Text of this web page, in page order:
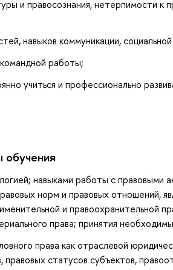
и правосознания, нетерпимости
навыков коммуникации,
работы;
учиться и профессионально
обучения
навыками работы с правовыми
норм и правовых отношений,
и правоохранительной
права; принятия
права как отраслевой
правовых статусов субъектов,